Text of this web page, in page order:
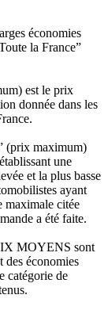
économies
la France”
est le prix
donnée dans les
(prix maximum)
une
et la plus basse
ayant
maximale citée
a été faite.
MOYENS sont
des économies
catégorie de